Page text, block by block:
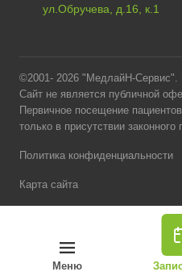
Меню
ул.Обручева, д.16, к.1
©2001- 2026 "МедлайН-
Сайт не является публичной
Первичное посещение
только в присутствии законного
Политика конфиденциальности
Карта сайта